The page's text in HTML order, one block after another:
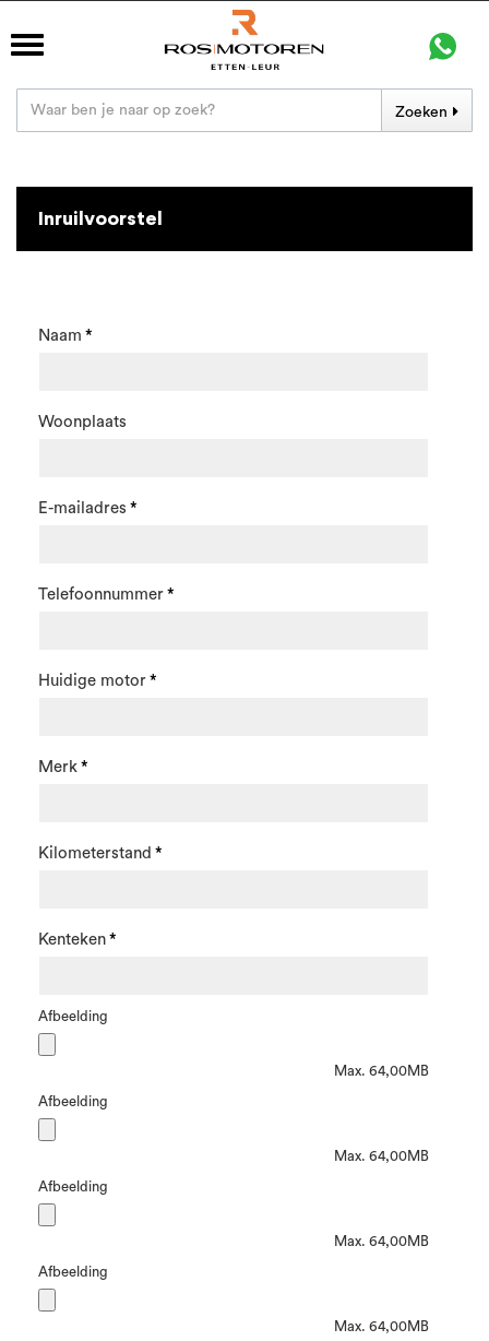
Zoeken
Inruilvoorstel
Naam
Woonplaats
E-mailadres
Telefoonnummer
Huidige motor
Merk
Kilometerstand
Kenteken
Afbeelding
Max. 64,00MB
Afbeelding
Max. 64,00MB
Afbeelding
Max. 64,00MB
Afbeelding
Max. 64,00MB